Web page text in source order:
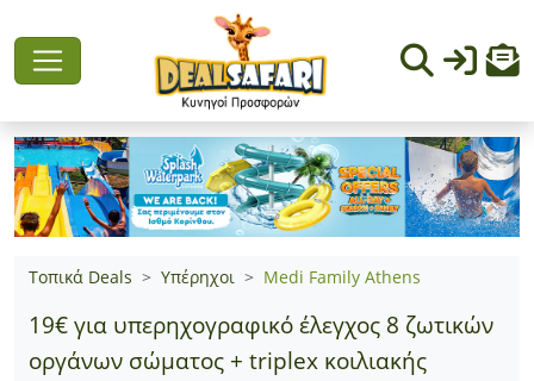
Τοπικά Deals Υπέρηχοι Medi Family Athens
19€ για υπερηχογραφικό έλεγχος 8 ζωτικών
οργάνων σώματος + triplex κοιλιακής